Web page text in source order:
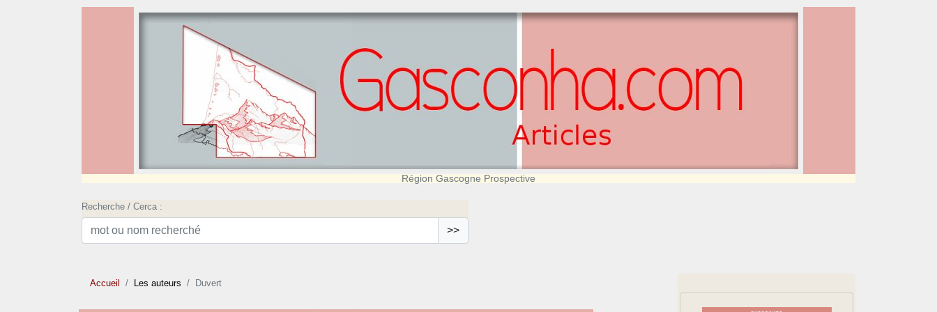
Région Gascogne Prospective
Recherche / Cerca :
>>
Accueil Les auteurs Duvert